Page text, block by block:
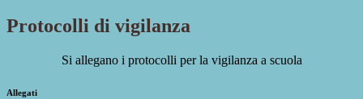
Protocolli di vigilanza
Si allegano i protocolli per la vigilanza a scuola
Allegati